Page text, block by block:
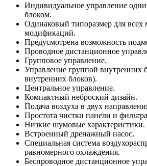
Индивидуальное управление
блоком.
Одинаковый типоразмер для
модификаций.
Предусмотрена возможность
Проводное дистанционное
Групповое управление.
Управление группой внутренних
внутренних блоков).
Центральное управление.
Компактный неброский дизайн.
Подача воздуха в двух
Простота чистки панели и
Низкие шумовые характеристики.
Встроенный дренажный насос.
Специальная система
равномерного охлаждения.
Беспроводное дистанционное